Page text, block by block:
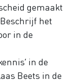
gemaakt
het
in de
in de
Beets in de